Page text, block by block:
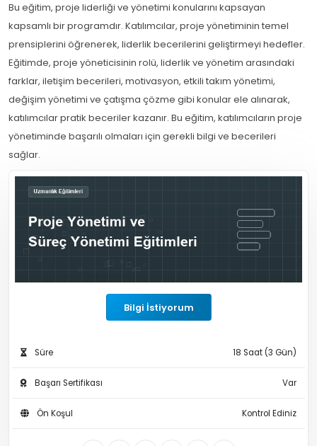
Bu eğitim, proje liderliği ve yönetimi konularını kapsayan
kapsamlı bir programdır. Katılımcılar, proje yönetiminin temel
prensiplerini öğrenerek, liderlik becerilerini geliştirmeyi hedefler.
Eğitimde, proje yöneticisinin rolü, liderlik ve yönetim arasındaki
farklar, iletişim becerileri, motivasyon, etkili takım yönetimi,
değişim yönetimi ve çatışma çözme gibi konular ele alınarak,
katılımcılar pratik beceriler kazanır. Bu eğitim, katılımcıların proje
yönetiminde başarılı olmaları için gerekli bilgi ve becerileri
sağlar.
Bilgi İstiyorum
Süre 18 Saat (3 Gün)
Başarı Sertifikası Var
Ön Koşul Kontrol Ediniz